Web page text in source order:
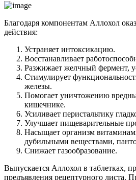
Благодаря компонентам Аллохол
действия:
Устраняет интоксикацию.
Восстанавливает
Разжижает желчный фермент,
Стимулирует
железы.
Помогает уничтожению
кишечнике.
Усиливает перистальтику
Улучшает пищеварительные
Насыщает организм
дубильными веществами,
Снижает газообразование.
Выпускается Аллохол в таблетках,
предъявления рецептурного листа.